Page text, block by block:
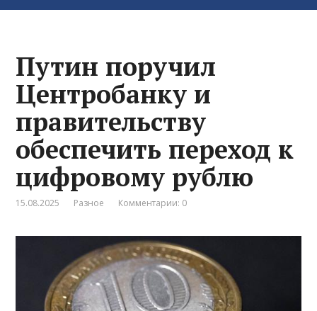
Путин поручил
Центробанку и
правительству
обеспечить переход к
цифровому рублю
15.08.2025 Разное Комментарии: 0